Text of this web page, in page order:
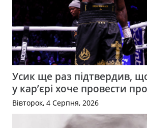
Усик ще раз підтвердив,
у кар’єрі хоче провести
Вівторок, 4 Серпня, 2026